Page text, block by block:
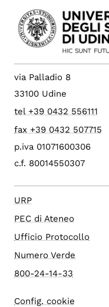
via Palladio 8
33100 Udine
tel +39 0432 556111
fax +39 0432 507715
p.iva 01071600306
c.f. 80014550307
URP
PEC di Ateneo
Ufficio Protocollo
Numero Verde
800-24-14-33
Config. cookie